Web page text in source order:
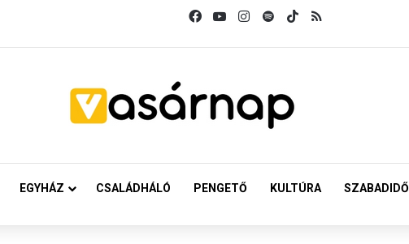
FacebookYouTubeInstagram
SpotifyTikTok
EGYHÁZ CSALÁDHÁLÓ PENGETŐ KULTÚRA SZABADIDŐ